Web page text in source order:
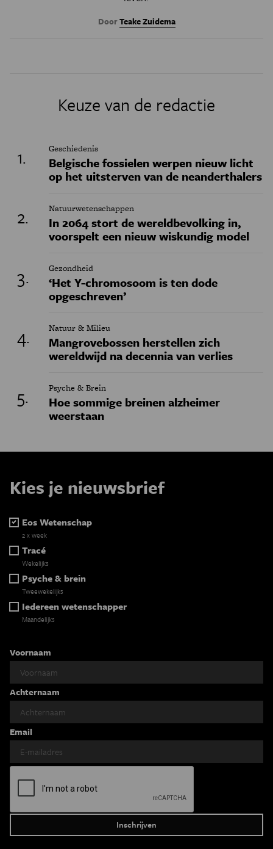
DoorTeake Zuidema
Keuze van de redactie
Geschiedenis
Belgische fossielen werpen nieuw licht
op het uitsterven van de neanderthalers
Natuurwetenschappen
In 2064 stort de wereldbevolking in,
voorspelt een nieuw wiskundig model
Gezondheid
‘Het Y-chromosoom is ten dode
opgeschreven’
Natuur & Milieu
Mangrovebossen herstellen zich
wereldwijd na decennia van verlies
Psyche & Brein
Hoe sommige breinen alzheimer
weerstaan
Kies je nieuwsbrief
Eos Wetenschap
2 x week
Tracé
Wekelijks
Psyche & brein
Tweewekelijks
Iedereen wetenschapper
Maandelijks
Voornaam
Achternaam
Email